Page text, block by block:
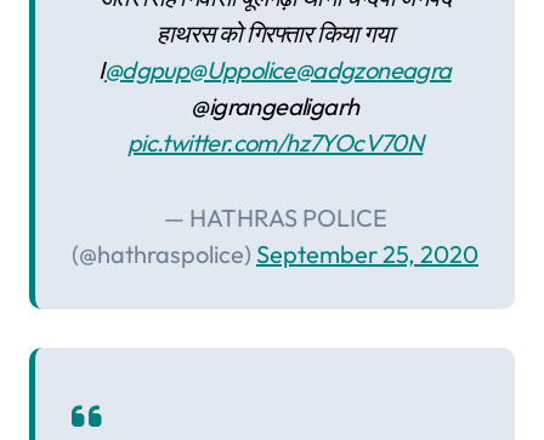
हाथरस को गिरफ्तार किया गया
I@dgpup@Uppolice@adgzoneagra
@igrangealigarh
pic.twitter.com/hz7YOcV70N
— HATHRAS POLICE
(@hathraspolice) September 25, 2020